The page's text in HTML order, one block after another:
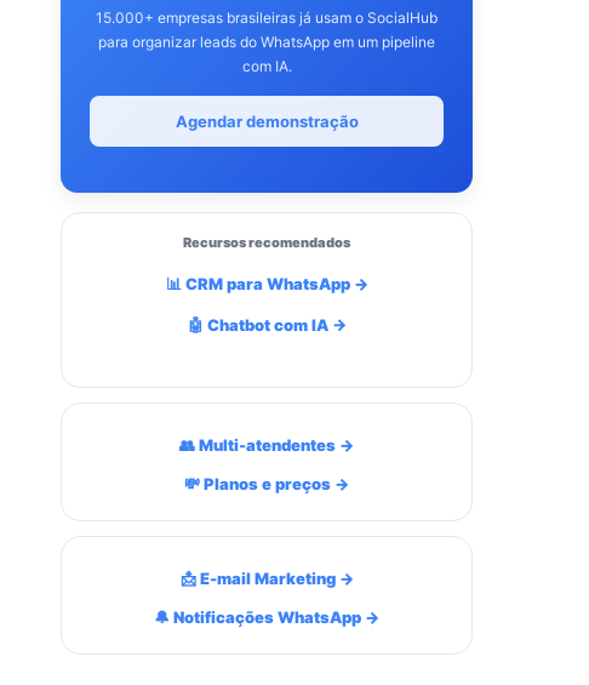
15.000+ empresas brasileiras já usam o SocialHub
para organizar leads do WhatsApp em um pipeline
com IA.
Agendar demonstração
Recursos recomendados
📊 CRM para WhatsApp →
🤖 Chatbot com IA →
👥 Multi-atendentes →
💸 Planos e preços →
📩 E-mail Marketing →
🔔 Notificações WhatsApp →